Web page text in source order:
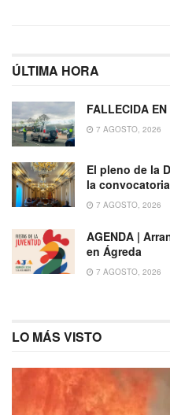
ÚLTIMA HORA
FALLECIDA
7 AGOSTO, 2026
El pleno de la
la
7 AGOSTO, 2026
AGENDA |
en Ágreda
7 AGOSTO, 2026
LO MÁS VISTO